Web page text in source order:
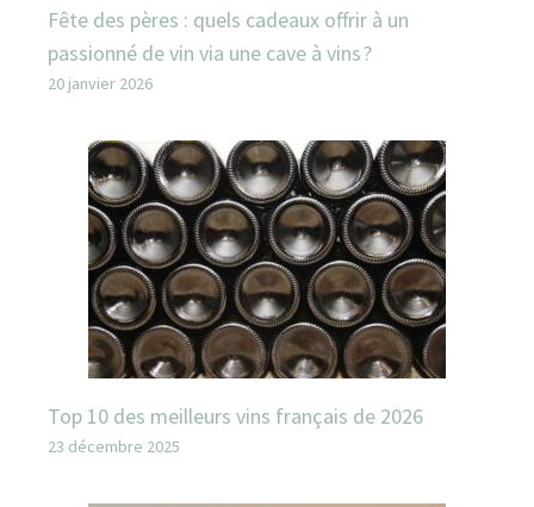
Fête des pères : quels cadeaux offrir à un
passionné de vin via une cave à vins ?
20 janvier 2026
Top 10 des meilleurs vins français de 2026
23 décembre 2025